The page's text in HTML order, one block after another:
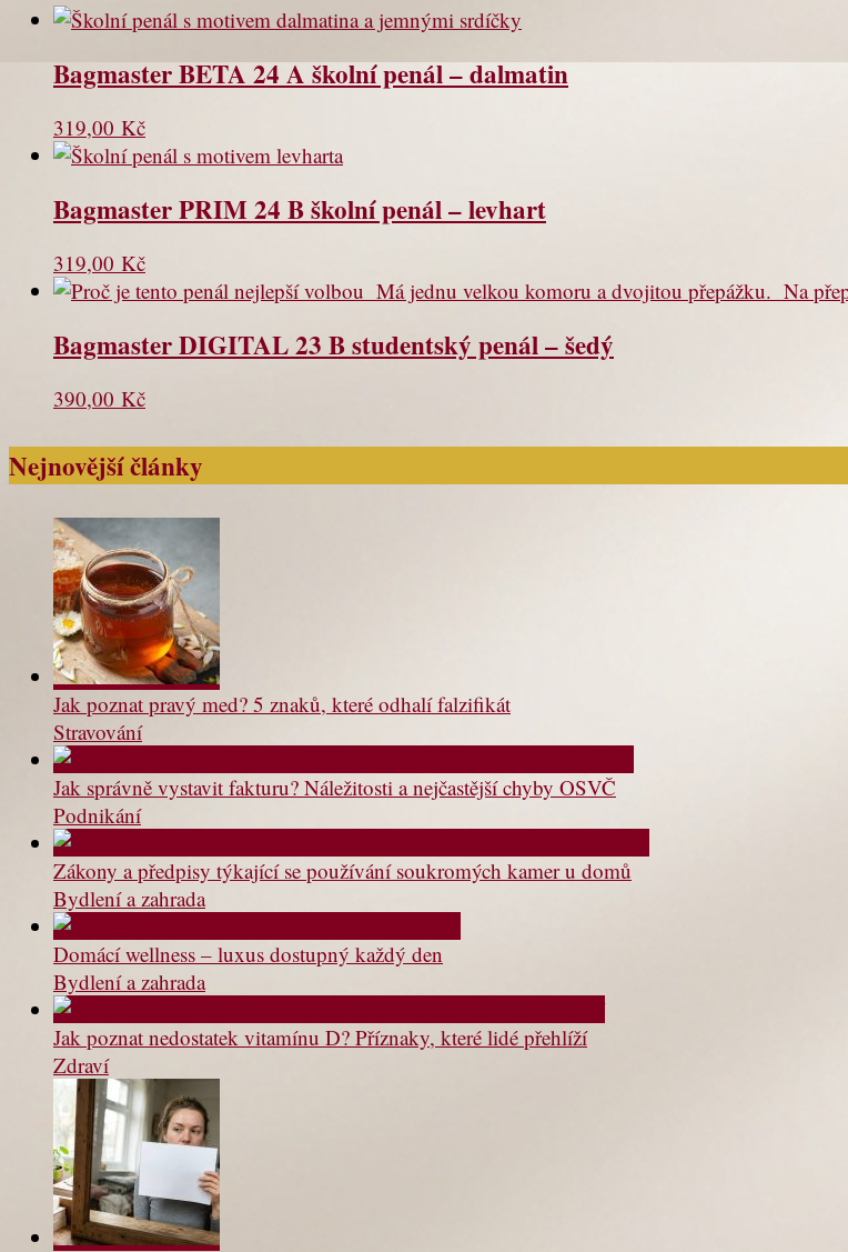
Bagmaster BETA 24 A školní penál – dalmatin
319,00 Kč
Bagmaster PRIM 24 B školní penál – levhart
319,00 Kč
Bagmaster DIGITAL 23 B studentský penál – šedý
390,00 Kč
Nejnovější články
Jak poznat pravý med? 5 znaků, které odhalí falzifikát
Stravování
Jak správně vystavit fakturu? Náležitosti a nejčastější chyby OSVČ
Podnikání
Zákony a předpisy týkající se používání soukromých kamer u domů
Bydlení a zahrada
Domácí wellness – luxus dostupný každý den
Bydlení a zahrada
Jak poznat nedostatek vitamínu D? Příznaky, které lidé přehlíží
Zdraví